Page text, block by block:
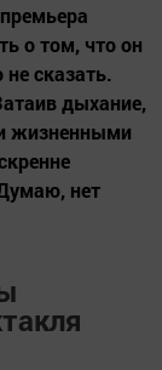
о том, что он
сказать.
дыхание,
жизненными
нет